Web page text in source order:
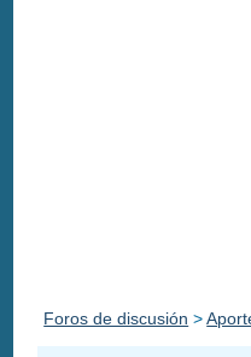
Foros de discusión >